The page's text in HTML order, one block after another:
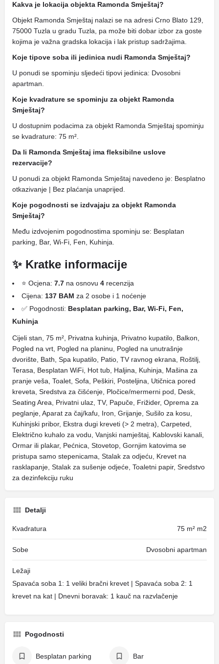
Kakva je lokacija objekta Ramonda Smještaj?
Objekt Ramonda Smještaj nalazi se na adresi Crno Blato 129,
75000 Tuzla u gradu Tuzla, pa može biti dobar izbor za goste
kojima je važna gradska lokacija i lak pristup sadržajima.
Koje tipove soba ili jedinica nudi Ramonda Smještaj?
U ponudi se spominju sljedeći tipovi jedinica: Dvosobni
apartman.
Koje kvadrature se spominju za objekt Ramonda
Smještaj?
U dostupnim podacima za objekt Ramonda Smještaj spominju
se kvadrature: 75 m².
Da li Ramonda Smještaj ima fleksibilne uslove
rezervacije?
U ponudi za objekt Ramonda Smještaj navedeno je: Besplatno
otkazivanje | Bez plaćanja unaprijed.
Koje pogodnosti se izdvajaju za objekt Ramonda
Smještaj?
Među izdvojenim pogodnostima spominju se: Besplatan
parking, Bar, Wi-Fi, Fen, Kuhinja.
✨ Kratke informacije
⭐ Ocjena: 7.7 na osnovu 4 recenzija
Cijena: 137 BAM za 2 osobe i 1 noćenje
✅ Pogodnosti: Besplatan parking, Bar, Wi-Fi, Fen,
Kuhinja
Cijeli stan, 75 m², Privatna kuhinja, Privatno kupatilo, Balkon,
Pogled na vrt, Pogled na planinu, Pogled na unutrašnje
dvorište, Bath, Spa kupatilo, Patio, TV ravnog ekrana, Roštilj,
Terasa, Besplatan WiFi, Hot tub, Haljina, Kuhinja, Mašina za
pranje veša, Toalet, Sofa, Peškiri, Posteljina, Utičnica pored
kreveta, Sredstva za čišćenje, Pločice/mermerni pod, Desk,
Seating Area, Privatni ulaz, TV, Papuče, Frižider, Oprema za
peglanje, Aparat za čaj/kafu, Iron, Grijanje, Sušilo za kosu,
Kuhinjski pribor, Ekstra dugi kreveti (> 2 metra), Carpeted,
Električno kuhalo za vodu, Vanjski namještaj, Kablovski kanali,
Ormar ili plakar, Pećnica, Stovetop, Gornjim katovima se
pristupa samo stepenicama, Stalak za odjeću, Krevet na
rasklapanje, Stalak za sušenje odjeće, Toaletni papir, Sredstvo
za dezinfekciju ruku
Detalji
Kvadratura 75 m² m2
Sobe Dvosobni apartman
Ležaji
Spavaća soba 1: 1 veliki bračni krevet | Spavaća soba 2: 1
krevet na kat | Dnevni boravak: 1 kauč na razvlačenje
Pogodnosti
Besplatan parking Bar